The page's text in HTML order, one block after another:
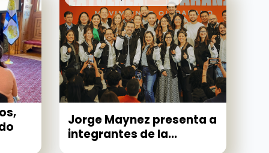
Jorge Maynez presenta a
integrantes de la...